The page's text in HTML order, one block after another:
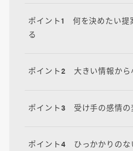
ポイント1 何を決めたい提
る
ポイント2 大きい情報から
ポイント3 受け手の感情の
ポイント4 ひっかかりのな